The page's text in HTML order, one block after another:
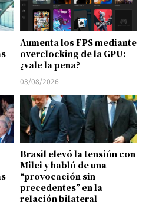
Aumenta los FPS mediante
overclocking de la GPU:
¿vale la pena?
03/08/2026
Brasil elevó la tensión con
Milei y habló de una
“provocación sin
precedentes” en la
relación bilateral